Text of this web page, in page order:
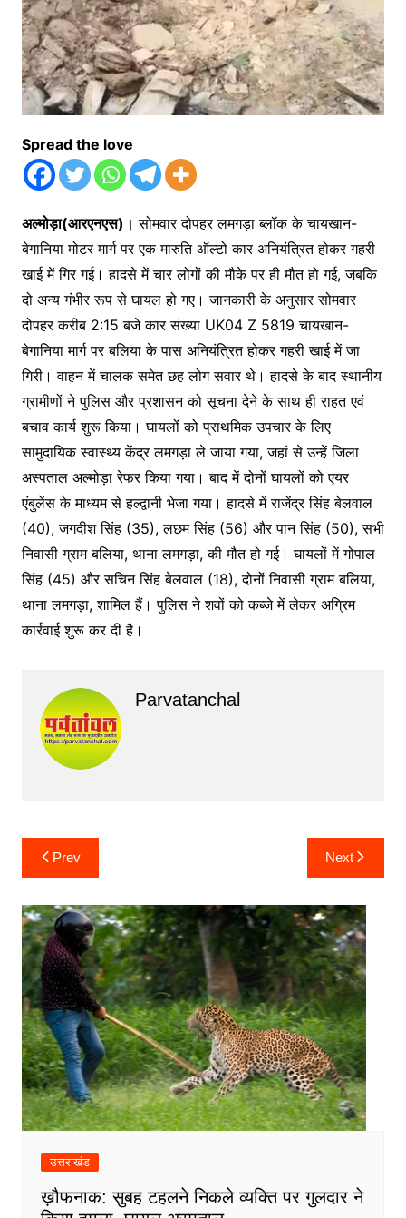
Spread the love
अल्मोड़ा(आरएनएस)। सोमवार दोपहर लमगड़ा ब्लॉक के चायखान-
बेगानिया मोटर मार्ग पर एक मारुति ऑल्टो कार अनियंत्रित होकर गहरी
खाई में गिर गई। हादसे में चार लोगों की मौके पर ही मौत हो गई, जबकि
दो अन्य गंभीर रूप से घायल हो गए। जानकारी के अनुसार सोमवार
दोपहर करीब 2:15 बजे कार संख्या UK04 Z 5819 चायखान-
बेगानिया मार्ग पर बलिया के पास अनियंत्रित होकर गहरी खाई में जा
गिरी। वाहन में चालक समेत छह लोग सवार थे। हादसे के बाद स्थानीय
ग्रामीणों ने पुलिस और प्रशासन को सूचना देने के साथ ही राहत एवं
बचाव कार्य शुरू किया। घायलों को प्राथमिक उपचार के लिए
सामुदायिक स्वास्थ्य केंद्र लमगड़ा ले जाया गया, जहां से उन्हें जिला
अस्पताल अल्मोड़ा रेफर किया गया। बाद में दोनों घायलों को एयर
एंबुलेंस के माध्यम से हल्द्वानी भेजा गया। हादसे में राजेंद्र सिंह बेलवाल
(40), जगदीश सिंह (35), लछम सिंह (56) और पान सिंह (50), सभी
निवासी ग्राम बलिया, थाना लमगड़ा, की मौत हो गई। घायलों में गोपाल
सिंह (45) और सचिन सिंह बेलवाल (18), दोनों निवासी ग्राम बलिया,
थाना लमगड़ा, शामिल हैं। पुलिस ने शवों को कब्जे में लेकर अग्रिम
कार्रवाई शुरू कर दी है।
Parvatanchal
Post
navigation
Prev Next
उत्तराखंड
ख़ौफनाक: सुबह टहलने निकले व्यक्ति पर गुलदार ने